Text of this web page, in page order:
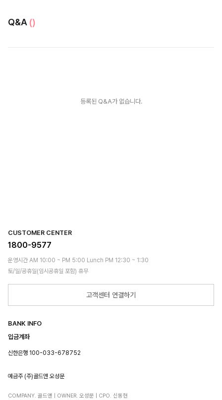
Q&A ()
등록된 Q&A가 없습니다.
CUSTOMER CENTER
1800-9577
운영시간 AM 10:00 ~ PM 5:00 Lunch PM 12:30 ~ 1:30
토/일/공휴일(임시공휴일 포함) 휴무
고객센터 연결하기
BANK INFO
입금계좌
신한은행 100-033-678752
예금주 (주)골드앤 오성문
COMPANY. 골드앤 | OWNER. 오성문 | CPO. 신동현